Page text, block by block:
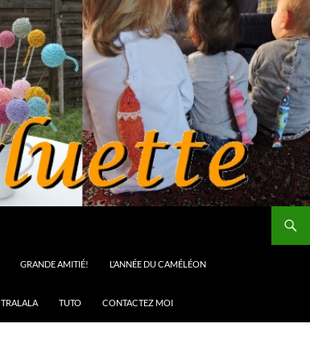
GRANDE AMITIÉ! L’ANNÉE DU CAMÉLÉON
TRALALA TUTO CONTACTEZ MOI